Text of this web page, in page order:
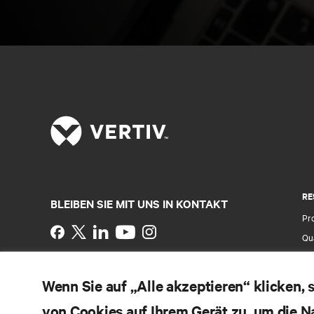
BLEIBEN SIE MIT UNS IN KONTAKT
Instagram
Datenschutz und Cookies
Wenn Sie auf „Alle akzeptieren“ klicken,